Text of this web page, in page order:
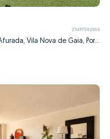
ZMPT592004
Santa Marinha e São Pedro da Afurada, Vila Nova de Gaia, Porto